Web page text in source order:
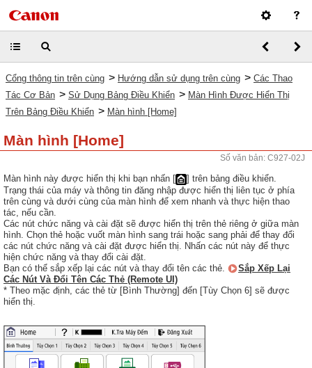
Cổng thông tin trên cùng > Hướng dẫn sử dụng trên cùng > Các Thao
Tác Cơ Bản > Sử Dụng Bảng Điều Khiển > Màn Hình Được Hiển Thị
Trên Bảng Điều Khiển > Màn hình [Home]
Màn hình [Home]
Số văn bản: C927-02J
Màn hình này được hiển thị khi bạn nhấn [
] trên bảng điều khiển.
Trạng thái của máy và thông tin đăng nhập được hiển thị liên tục ở phía
trên cùng và dưới cùng của màn hình để xem nhanh và thực hiện thao
tác, nếu cần.
Các nút chức năng và cài đặt sẽ được hiển thị trên thẻ riêng ở giữa màn
hình. Chọn thẻ hoặc vuốt màn hình sang trái hoặc sang phải để thay đổi
các nút chức năng và cài đặt được hiển thị. Nhấn các nút này để thực
hiện chức năng và thay đổi cài đặt.
Bạn có thể sắp xếp lại các nút và thay đổi tên các thẻ.
Sắp Xếp Lại
Các Nút Và Đổi Tên Các Thẻ (Remote UI)
* Theo mặc định, các thẻ từ [Bình Thường] đến [Tùy Chọn 6] sẽ được
hiển thị.